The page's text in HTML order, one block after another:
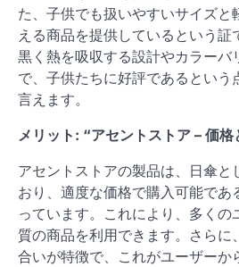
た、子供でも扱いやすいサイズと
える商品を提供しているという
黒く熱を吸収する設計やカラーバ
で、子供たちに好評であるという
言えます。
メリット: “アセントストア – 価
アセントストアの製品は、日傘と
おり、適度な価格で購入可能であ
っています。これにより、多くの
質の商品を利用できます。さらに
合いが特徴で、これがユーザーか